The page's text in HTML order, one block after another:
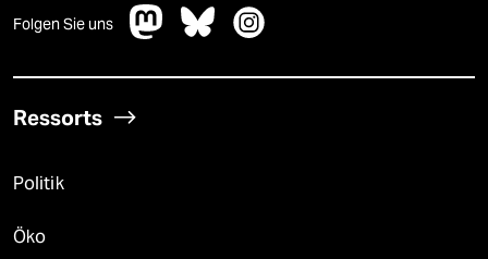
Folgen Sie uns
Ressorts
Politik
Öko